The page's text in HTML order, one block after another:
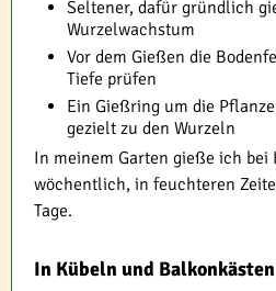
Seltener, dafür gründlich
Wurzelwachstum
Vor dem Gießen die
Tiefe prüfen
Ein Gießring um die
gezielt zu den Wurzeln
In meinem Garten gieße ich bei
wöchentlich, in feuchteren
Tage.
In Kübeln und Balkonkästen